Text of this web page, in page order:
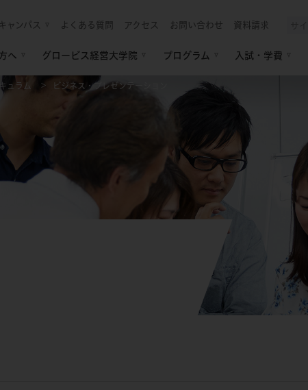
キャンパス よくある質問 アクセス お問い合わせ 資料請求
へ グロービス経営大学院 プログラム 入試・学費
ュラム ビジネス・プレゼンテーション